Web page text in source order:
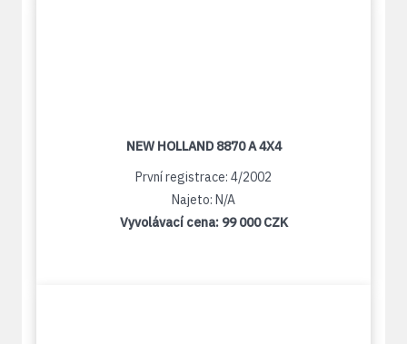
NEW HOLLAND 8870 A 4X4
První registrace: 4/2002
Najeto: N/A
Vyvolávací cena: 99 000 CZK